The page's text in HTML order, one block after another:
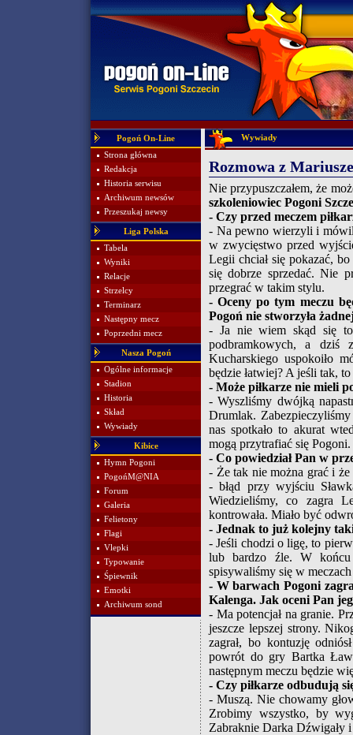
Pogoń On-Line
Strona główna
Redakcja
Historia serwisu
Archiwum newsów
Przeszukaj newsy
Liga Polska
Tabela
Wyniki
Relacje
Strzelcy
Terminarz
Następny mecz
Poprzedni mecz
Nasza Pogoń
Ogólne informacje
Stadion
Historia
Skład
Wywiady
Kibice
Hymn Pogoni
PogońM@NIA
Forum
Galeria
Felietony
Flagi
Vlepki
Typowanie
Śpiewnik
Emotki
Archiwum sond
Wywiady
Rozmowa z
Nie przypuszczałem, że
szkoleniowiec Pogoni
- Czy przed meczem
- Na pewno wierzyli i
w zwycięstwo przed
Legii chciał się pokazać,
się dobrze sprzedać. Nie
przegrać w takim stylu.
- Oceny po tym meczu
Pogoń nie stworzyła
- Ja nie wiem skąd się to
podbramkowych, a dziś
Kucharskiego uspokoiło
będzie łatwiej? A jeśli tak,
- Może piłkarze nie mieli
- Wyszliśmy dwójką
Drumlak.
nas spotkało to akurat
mogą przytrafiać się Pogoni.
- Co powiedział Pan w
- Że tak nie można grać i
- błąd przy wyjściu
Wiedzieliśmy, co zagra
kontrowała. Miało być
- Jednak to już kolejny
- Jeśli chodzi o ligę, to
lub bardzo źle. W końcu
spisywaliśmy się w
- W barwach Pogoni
Kalenga. Jak oceni Pan
- Ma potencjał na granie.
jeszcze lepszej strony.
zagrał, bo kontuzję
powrót do gry Bartka
następnym meczu będzie
- Czy piłkarze odbudują
- Muszą. Nie chowamy
Zrobimy wszystko, by
Zabraknie Darka Dźwigały